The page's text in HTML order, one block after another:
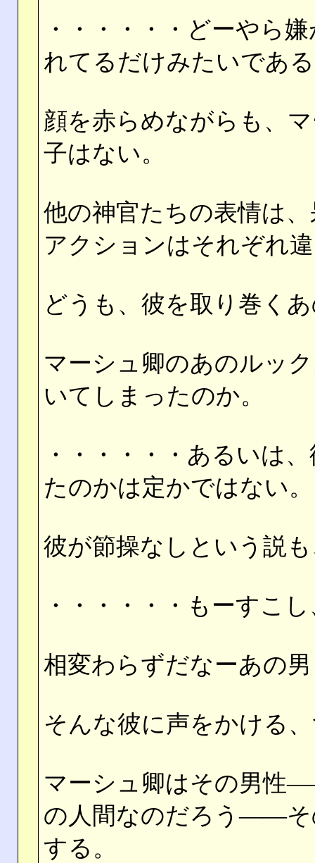
・・・・・・どーやら
れてるだけみたいであ
顔を赤らめながらも、
子はない。
他の神官たちの表情は
アクションはそれぞれ
どうも、彼を取り巻く
マーシュ卿のあのルッ
いてしまったのか。
・・・・・・あるいは
たのかは定かではない。
彼が節操なしという説
・・・・・・もーすこ
相変わらずだなーあの
そんな彼に声をかける
マーシュ卿はその男性
の人間なのだろう――そ
する。